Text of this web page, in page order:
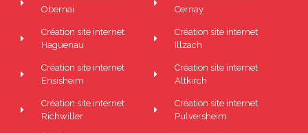
Obernai
Création site internet
Haguenau
Création site internet
Ensisheim
Création site internet
Richwiller
Cernay
Création site internet
Illzach
Création site internet
Altkirch
Création site internet
Pulversheim